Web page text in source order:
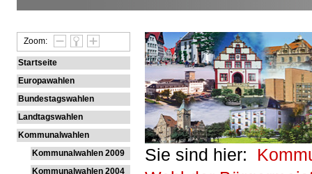
Zoom:
Startseite
Europawahlen
Bundestagswahlen
Landtagswahlen
Kommunalwahlen
Kommunalwahlen 2009
Kommunalwahlen 2004
Sie sind hier: